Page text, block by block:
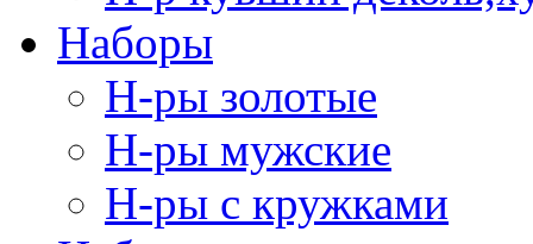
Наборы
Н-ры золотые
Н-ры мужские
Н-ры с кружками